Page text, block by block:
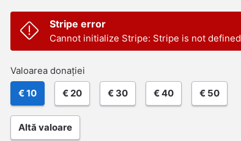
Stripe error
Cannot initialize Stripe: Stripe is not defined
Valoarea donației
€ 10 € 20 € 30 € 40 € 50
Altă valoare